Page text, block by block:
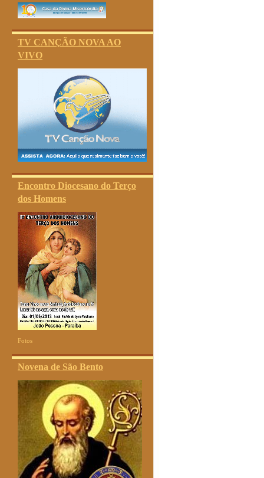
TV CANÇÃO NOVA AO
VIVO
Encontro Diocesano do Terço
dos Homens
Fotos
Novena de São Bento